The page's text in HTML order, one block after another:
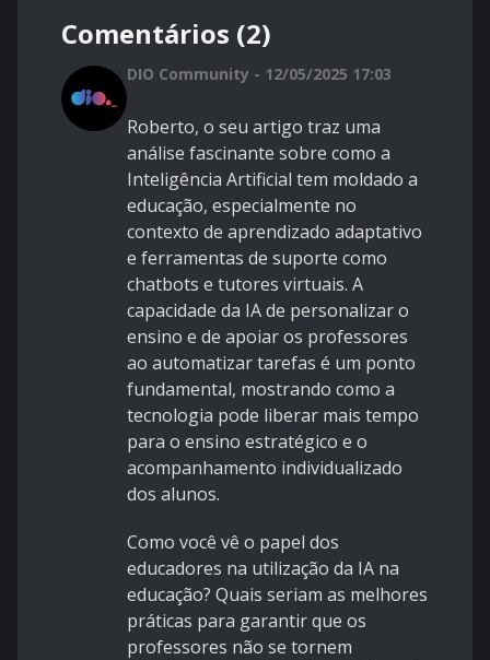
Comentários (2)
DIO Community - 12/05/2025 17:03
Roberto, o seu artigo traz uma
análise fascinante sobre como a
Inteligência Artificial tem moldado a
educação, especialmente no
contexto de aprendizado adaptativo
e ferramentas de suporte como
chatbots e tutores virtuais. A
capacidade da IA de personalizar o
ensino e de apoiar os professores
ao automatizar tarefas é um ponto
fundamental, mostrando como a
tecnologia pode liberar mais tempo
para o ensino estratégico e o
acompanhamento individualizado
dos alunos.
Como você vê o papel dos
educadores na utilização da IA na
educação? Quais seriam as melhores
práticas para garantir que os
professores não se tornem